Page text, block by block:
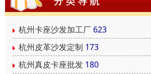
杭州卡座沙发加工厂 623
杭州皮革沙发定制 173
杭州真皮卡座批发 180